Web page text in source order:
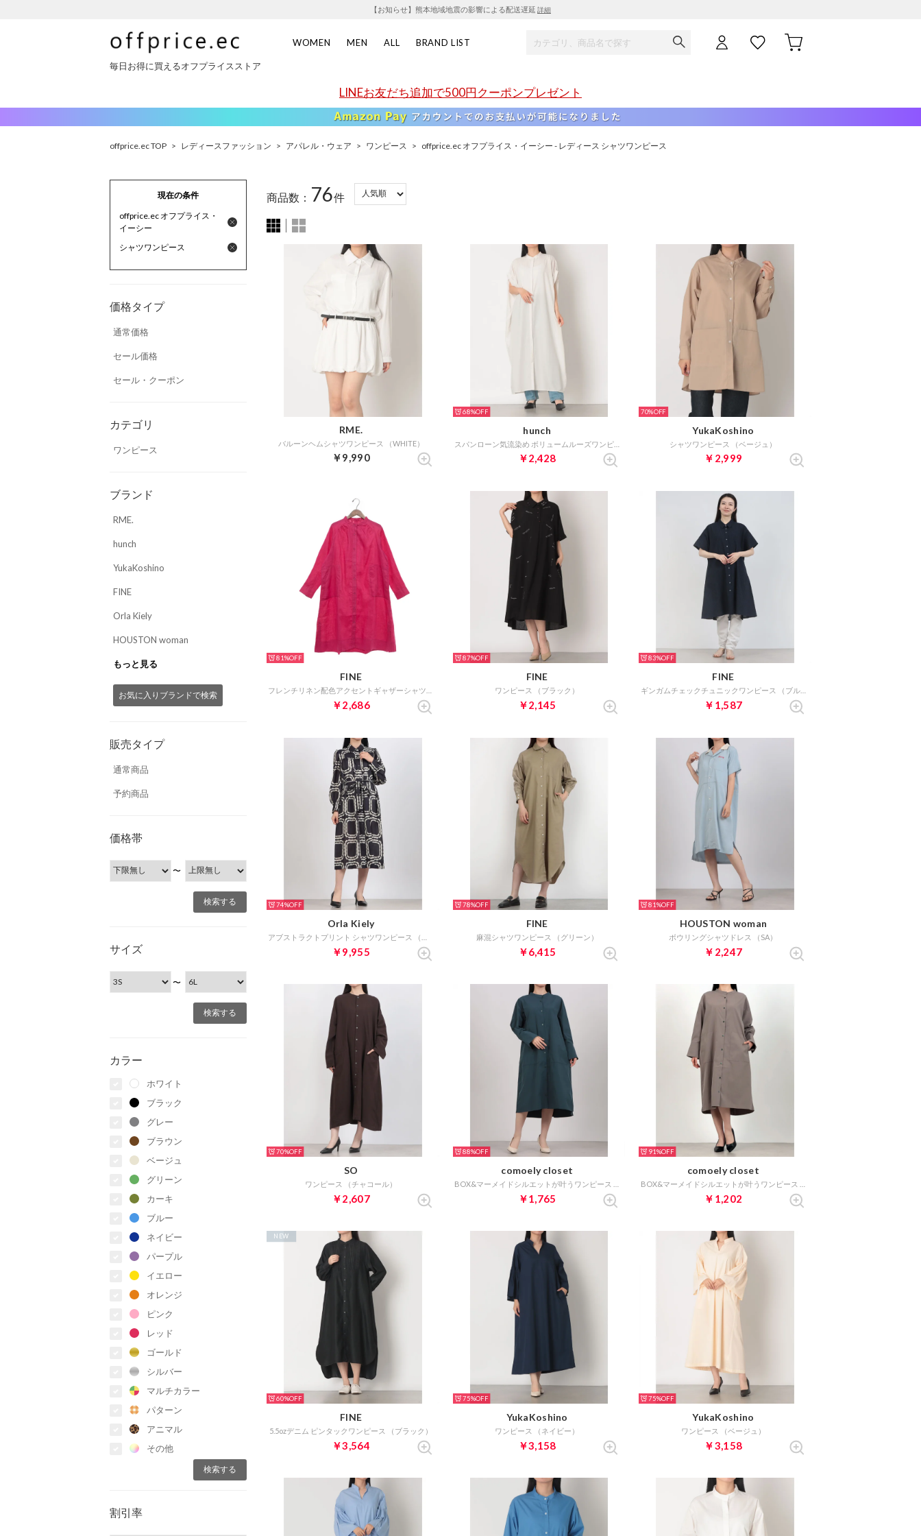
【お知らせ】熊本地域地震の影響による配送遅延 詳細
WOMEN MEN ALL BRAND LIST
毎日お得に買えるオフプライスストア
LINEお友だち追加で500円クーポンプレゼント
offprice.ec TOP > レディースファッション > アパレル・ウェア > ワンピース > offprice.ec オフプライス・イーシー - レディース シャツワンピース
現在の条件
offprice.ec オフプライス・
イーシー
シャツワンピース
価格タイプ
通常価格
セール価格
セール・クーポン
カテゴリ
ワンピース
ブランド
RME.
hunch
YukaKoshino
FINE
Orla Kiely
HOUSTON woman
もっと見る
お気に入りブランドで検索
販売タイプ
通常商品
予約商品
価格帯
〜
サイズ
〜
カラー
ホワイト
ブラック
グレー
ブラウン
ベージュ
グリーン
カーキ
ブルー
ネイビー
パープル
イエロー
オレンジ
ピンク
レッド
ゴールド
シルバー
マルチカラー
パターン
アニマル
その他
割引率
商品数： 76件
RME.
バルーンヘムシャツワンピース （WHITE）
￥9,990
68%
hunch
￥2,428
70%
YukaKoshino
シャツワンピース （ベージュ）
￥2,999
81%
FINE
￥2,686
87%
FINE
ワンピース （ブラック）
￥2,145
83%
FINE
ギンガムチェックチュニックワンピース （ブルー黒）
￥1,587
74%
Orla Kiely
￥9,955
78%
FINE
麻混シャツワンピース （グリーン）
￥6,415
81%
HOUSTON woman
ボウリングシャツドレス （SA）
￥2,247
70%
SO
ワンピース （チャコール）
￥2,607
88%
comoely closet
￥1,765
91%
comoely closet
￥1,202
NEW
60%
FINE
5.5ozデニム ピンタックワンピース （ブラック）
￥3,564
75%
YukaKoshino
ワンピース （ネイビー）
￥3,158
75%
YukaKoshino
ワンピース （ベージュ）
￥3,158